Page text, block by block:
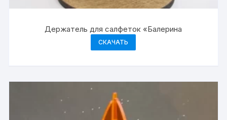
Держатель для салфеток «Балерина
СКАЧАТЬ